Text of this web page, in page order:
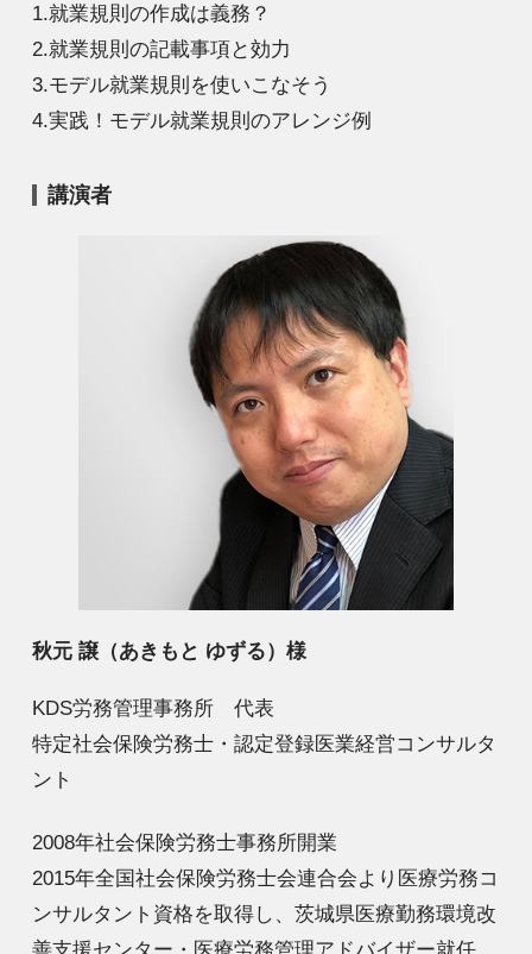
1.就業規則の作成は義務？
2.就業規則の記載事項と効力
3.モデル就業規則を使いこなそう
4.実践！モデル就業規則のアレンジ例
講演者
秋元 譲（あきもと ゆずる）様
KDS労務管理事務所 代表
特定社会保険労務士・認定登録医業経営コンサルタ
ント
2008年社会保険労務士事務所開業
2015年全国社会保険労務士会連合会より医療労務コ
ンサルタント資格を取得し、茨城県医療勤務環境改
善支援センター・医療労務管理アドバイザー就任